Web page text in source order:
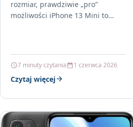
rozmiar, prawdziwie „pro”
możliwości iPhone 13 Mini to
7 minuty czytania 1 czerwca 2026
Czytaj więcej